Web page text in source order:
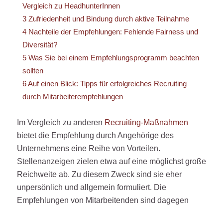
Vergleich zu HeadhunterInnen
3Zufriedenheit und Bindung durch aktive Teilnahme
4Nachteile der Empfehlungen: Fehlende Fairness und
Diversität?
5Was Sie bei einem Empfehlungsprogramm beachten
sollten
6Auf einen Blick: Tipps für erfolgreiches Recruiting
durch Mitarbeiterempfehlungen
Im Vergleich zu anderen Recruiting-Maßnahmen
bietet die Empfehlung durch Angehörige des
Unternehmens eine Reihe von Vorteilen.
Stellenanzeigen zielen etwa auf eine möglichst große
Reichweite ab. Zu diesem Zweck sind sie eher
unpersönlich und allgemein formuliert. Die
Empfehlungen von Mitarbeitenden sind dagegen